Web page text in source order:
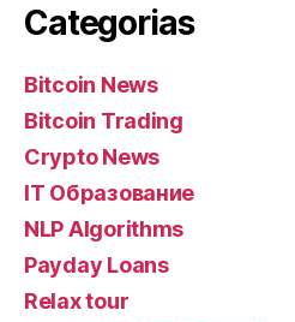
Categorias
Bitcoin News
Bitcoin Trading
Crypto News
IT Образование
NLP Algorithms
Payday Loans
Relax tour